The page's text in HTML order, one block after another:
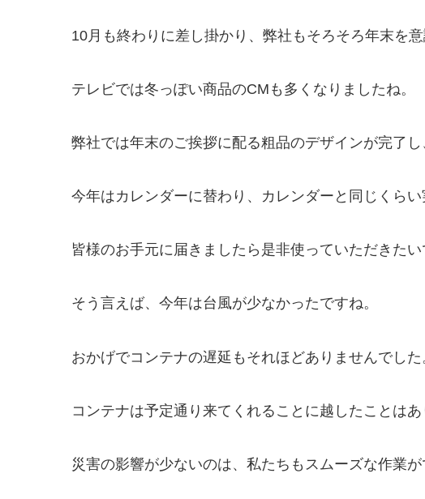
10月も終わりに差し掛かり、弊社もそろそろ年末を意
テレビでは冬っぽい商品のCMも多くなりましたね。
弊社では年末のご挨拶に配る粗品のデザインが完了
今年はカレンダーに替わり、カレンダーと同じくら
皆様のお手元に届きましたら是非使っていただきた
そう言えば、今年は台風が少なかったですね。
おかげでコンテナの遅延もそれほどありませんでした
コンテナは予定通り来てくれることに越したことは
災害の影響が少ないのは、私たちもスムーズな作業が